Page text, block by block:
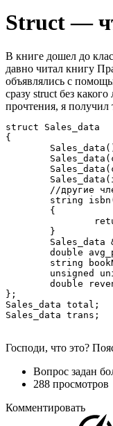
Struct —
В книге дошел до
давно читал книгу
объявлялись с
сразу struct без
прочтения, я получил
struct Sales_data
{
};
Sales_data total;
Sales_data trans;
Господи, что это?
Вопрос задан
288 просмотров
Комментировать